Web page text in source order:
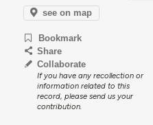
apartamentos, a partir de
mantendo a tipologia
De acordo com o Miguel
desenho urbano na
[informação apresentada
Jornadas Europeias do
construção começa nos
anos 70.
see on map
Bookmark
Share
Collaborate
If you have any recollection or
information related to this
record, please send us your
contribution.